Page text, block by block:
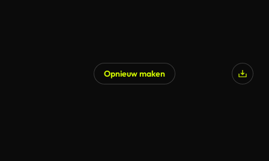
Opnieuw maken